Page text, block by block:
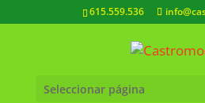
615.559.536
Seleccionar página